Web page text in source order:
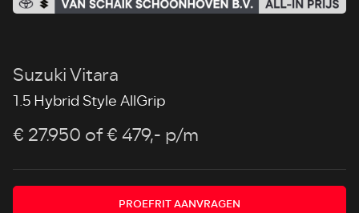
Suzuki Vitara
1.5 Hybrid Style AllGrip
€ 27.950 of € 479,- p/m
PROEFRIT AANVRAGEN